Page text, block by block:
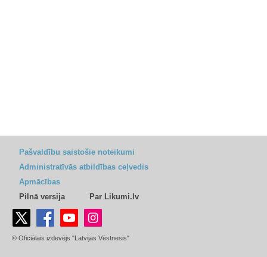
Pašvaldību saistošie noteikumi
Administratīvās atbildības ceļvedis
Apmācības
Pilnā versija
Par Likumi.lv
© Oficiālais izdevējs "Latvijas Vēstnesis"